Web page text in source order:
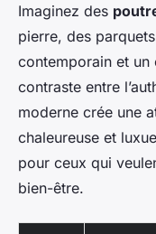
Imaginez des
pierre, des
contemporain et un
contraste entre
moderne crée une
chaleureuse et
pour ceux qui
bien-être.